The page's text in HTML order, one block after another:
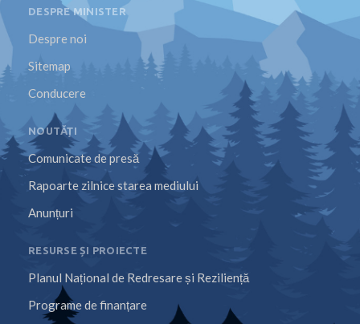
DESPRE MINISTER
Despre noi
Sitemap
Conducere
NOUTĂȚI
Comunicate de presă
Rapoarte zilnice starea mediului
Anunțuri
RESURSE ȘI PROIECTE
Planul Național de Redresare și Reziliență
Programe de finanțare